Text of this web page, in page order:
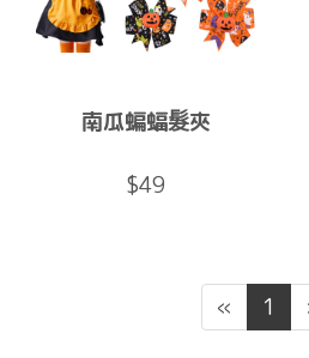
南瓜蝙蝠髮夾
$49
« 1